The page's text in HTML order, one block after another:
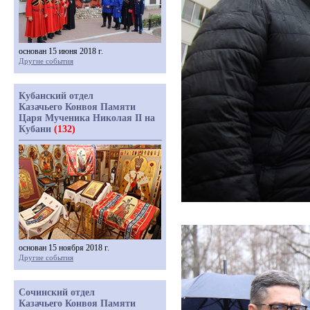
основан 15 июня 2018 г.
Другие события
Кубанский отдел
Казачьего Конвоя Памяти
Царя Мученика Николая II на
Кубани (132)
основан 15 ноября 2018 г.
Другие события
Сочинский отдел
Казачьего Конвоя Памяти